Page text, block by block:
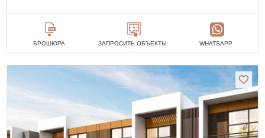
БРОШЮРА ЗАПРОСИТЬ ОБЪЕКТЫ WHATSAPP